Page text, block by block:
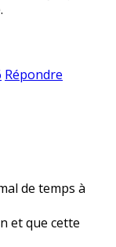
Répondre
de temps à
et que cette